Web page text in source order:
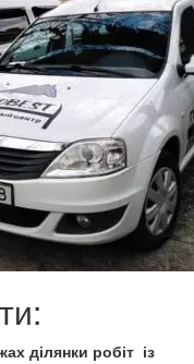
ділянки робіт із